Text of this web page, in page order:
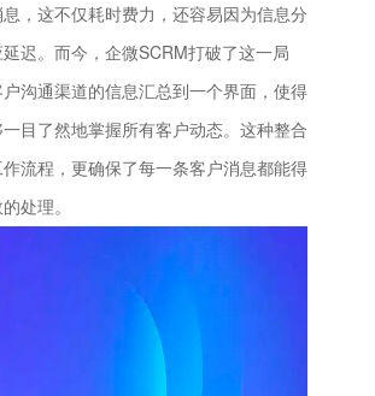
，这不仅耗时费力，还容易因为信息分
迟。而今，企微SCRM打破了这一局
沟通渠道的信息汇总到一个界面，使得
目了然地掌握所有客户动态。这种整合
流程，更确保了每一条客户消息都能得
处理。